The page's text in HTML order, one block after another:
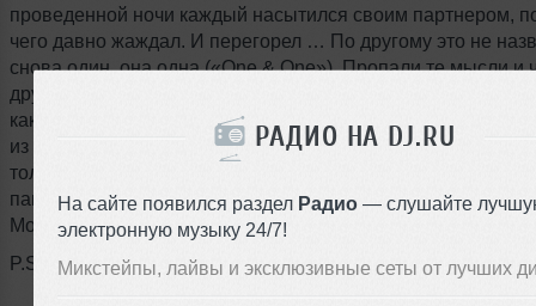
РАДИО НА DJ.RU
На сайте появился раздел Радио — слушайте
электронную музыку 24/7!
Микстейпы, лайвы и эксклюзивные сеты от лучших
проведенной ночи каждый насытился своим партнером,
чего давно жаждал. И перегорел … По другому это не
снова один, она одна («One & One»). Пропали те мысли и
друг без друга ничего не возможно («Nothing Without
какое-то здравомыслие, что это уже пройденный этап в
из них («Sanity»). Они конечно бы могли до конца своих
только друг другом («Breathe You in»), но предпочли
памяти моменты, которые принадлежали только им
Moment») …
P.S. Все персонажи вымышлены, любые совпадения